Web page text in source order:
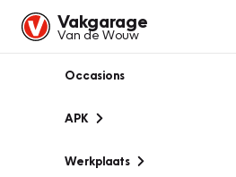
Vakgarage
Van de Wouw
Occasions
APK
Werkplaats